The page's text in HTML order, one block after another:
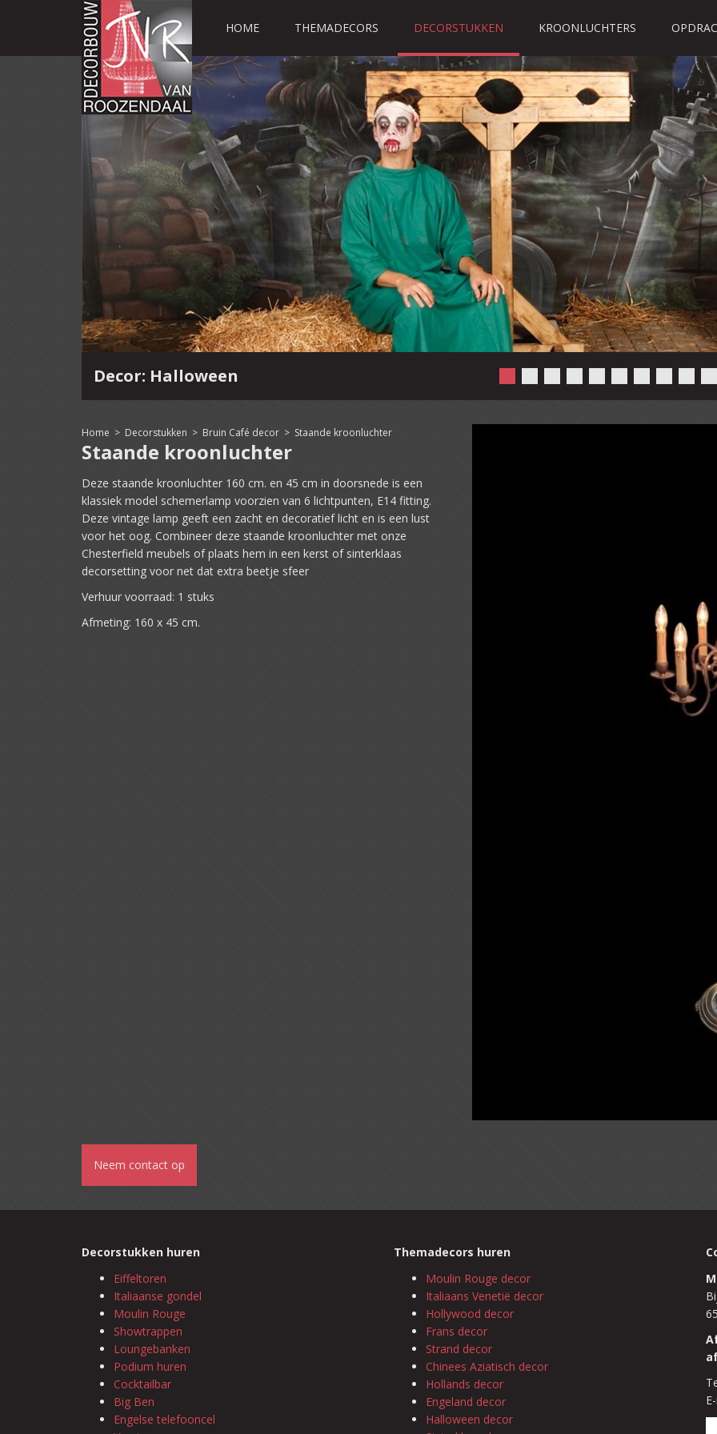
HOME THEMADECORS DECORSTUKKEN KROONLUCHTERS
Decor: Halloween
Home > Decorstukken > Bruin Café decor > Staande kroonluchter
Staande kroonluchter
Deze staande kroonluchter 160 cm. en 45 cm in doorsnede is een
klassiek model schemerlamp voorzien van 6 lichtpunten, E14 fitting.
Deze vintage lamp geeft een zacht en decoratief licht en is een lust
voor het oog. Combineer deze staande kroonluchter met onze
Chesterfield meubels of plaats hem in een kerst of sinterklaas
decorsetting voor net dat extra beetje sfeer
Verhuur voorraad: 1 stuks
Afmeting: 160 x 45 cm.
Neem contact op
Decorstukken huren
Eiffeltoren
Italiaanse gondel
Moulin Rouge
Showtrappen
Loungebanken
Podium huren
Cocktailbar
Big Ben
Engelse telefooncel
Themadecors huren
Moulin Rouge decor
Italiaans Venetië decor
Hollywood decor
Frans decor
Strand decor
Chinees Aziatisch decor
Hollands decor
Engeland decor
Halloween decor